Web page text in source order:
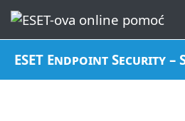
ESET Endpoint Security –